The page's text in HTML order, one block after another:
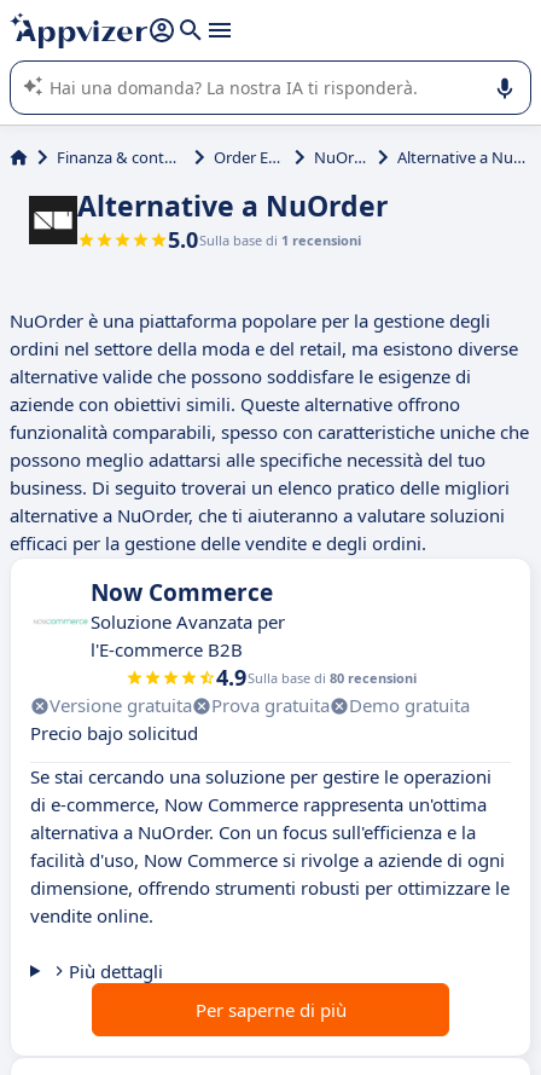
righe con
shift + enter
L'IA di Appvizer vi guida nell'utilizzo o nella scelta di un
software SaaS per la vostra azienda.
Finanza & contabilità Order Entry NuOrder Alternative a NuOrder
Alternative a NuOrder
5.0Sulla base di 1 recensioni
NuOrder è una piattaforma popolare per la gestione degli
ordini nel settore della moda e del retail, ma esistono diverse
alternative valide che possono soddisfare le esigenze di
aziende con obiettivi simili. Queste alternative offrono
funzionalità comparabili, spesso con caratteristiche uniche che
possono meglio adattarsi alle specifiche necessità del tuo
business. Di seguito troverai un elenco pratico delle migliori
alternative a NuOrder, che ti aiuteranno a valutare soluzioni
efficaci per la gestione delle vendite e degli ordini.
Now Commerce
Soluzione Avanzata per
l'E-commerce B2B
4.9Sulla base di 80 recensioni
Versione gratuita Prova gratuita
Demo gratuita
Precio bajo solicitud
Se stai cercando una soluzione per gestire le operazioni
di e-commerce, Now Commerce rappresenta un'ottima
alternativa a NuOrder. Con un focus sull'efficienza e la
facilità d'uso, Now Commerce si rivolge a aziende di ogni
dimensione, offrendo strumenti robusti per ottimizzare le
vendite online.
Più dettagli
Per saperne di più